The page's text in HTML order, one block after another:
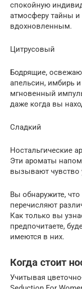
спокойную
атмосферу тайны и
вдохновленным.
Цитрусовый
Бодрящие,
апельсин, имбирь
мгновенный
даже когда вы
Сладкий
Ностальгические
Эти ароматы
вызывают чувство
Вы обнаружите,
перечисляют
Как только вы
предпочитаете,
имеются в них.
Когда стоит
Учитывая